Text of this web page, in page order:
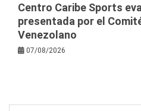
Centro Caribe Sports
presentada por el
Venezolano
07/08/2026